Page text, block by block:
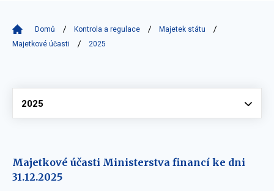
Domů Kontrola a regulace
Majetek státu
Majetkové účasti
2025
Vyberte
2025
Majetkové účasti Ministerstva financí ke dni
31.12.2025